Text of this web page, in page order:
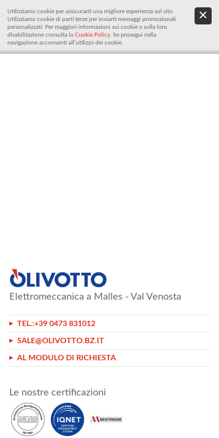
Utilizziamo cookie per assicurarti una migliore esperienza sul sito.
Utilizziamo cookie di parti terze per inviarti messaggi promozionali
personalizzati. Per maggiori informazioni sui cookie e sulla loro
disabilitazione consulta la Cookie Policy . Se prosegui nella
navigazione acconsenti all’utilizzo dei cookie.
De.It
Elettromeccanica a Malles - Val Venosta
TEL.:+39 0473 831012
SALE@OLIVOTTO.BZ.IT
AL MODULO DI RICHIESTA
Le nostre certificazioni